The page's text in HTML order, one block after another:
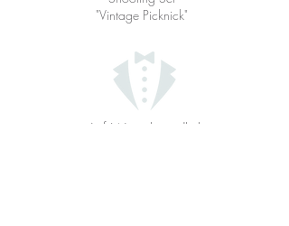
"Vintage Picknick"
Auf Wunsch niedliche